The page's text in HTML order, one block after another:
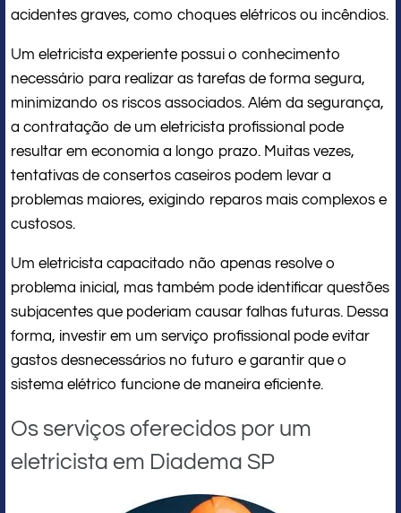
acidentes graves, como choques elétricos ou incêndios.
Um eletricista experiente possui o conhecimento
necessário para realizar as tarefas de forma segura,
minimizando os riscos associados. Além da segurança,
a contratação de um eletricista profissional pode
resultar em economia a longo prazo. Muitas vezes,
tentativas de consertos caseiros podem levar a
problemas maiores, exigindo reparos mais complexos e
custosos.
Um eletricista capacitado não apenas resolve o
problema inicial, mas também pode identificar questões
subjacentes que poderiam causar falhas futuras. Dessa
forma, investir em um serviço profissional pode evitar
gastos desnecessários no futuro e garantir que o
sistema elétrico funcione de maneira eficiente.
Os serviços oferecidos por um
eletricista em Diadema SP